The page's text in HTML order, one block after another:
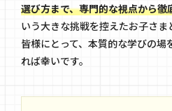
選び方まで、専門的な視点から徹
いう大きな挑戦を控えたお子さ
皆様にとって、本質的な学びの
れば幸いです。